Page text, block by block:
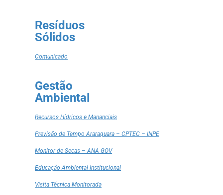
Resíduos
Sólidos
Comunicado
Gestão
Ambiental
Recursos Hídricos e Mananciais
Previsão de Tempo Araraquara – CPTEC – INPE
Monitor de Secas – ANA GOV
Educação Ambiental Institucional
Visita Técnica Monitorada